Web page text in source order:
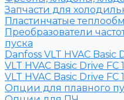
Запчасти для
Пластинчатые
Преобразователи
пуска
Danfoss VLT HVAC Basic
VLT HVAC Basic Drive FC
VLT HVAC Basic Drive FC
Опции для плавного